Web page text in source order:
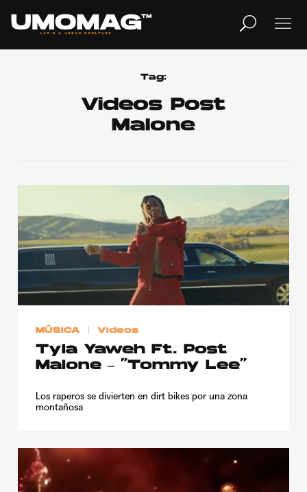
TV
Home
Cover Story
Contacto
Aviso Legal
Tag:
Videos Post
Malone
MÚSICA Videos
Tyla Yaweh Ft. Post
Malone – “Tommy Lee”
Los raperos se divierten en dirt bikes por una zona
montañosa